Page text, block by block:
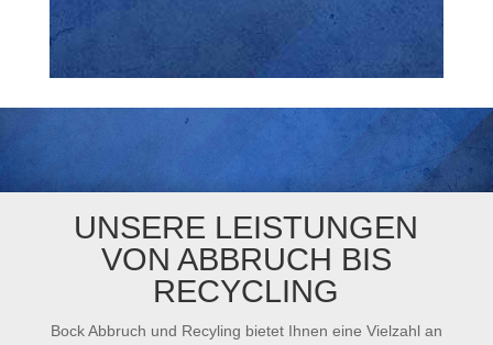
UNSERE LEISTUNGEN
VON ABBRUCH BIS
RECYCLING
Bock Abbruch und Recyling bietet Ihnen eine Vielzahl an